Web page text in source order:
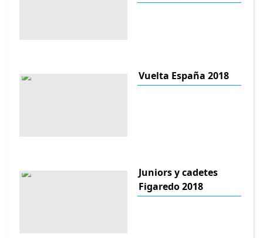
Vuelta España 2018
Juniors y cadetes
Figaredo 2018